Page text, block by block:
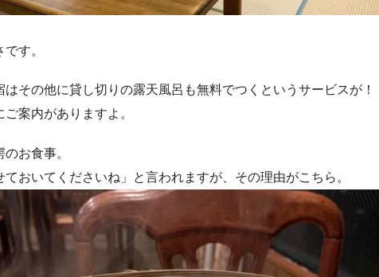
す。
はその他に貸し切りの露天風呂も無料でつくというサービスが！
案内がありますよ。
お食事。
おいてくださいね」と言われますが、その理由がこちら。